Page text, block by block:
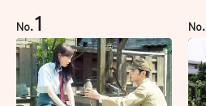
No.1 No.